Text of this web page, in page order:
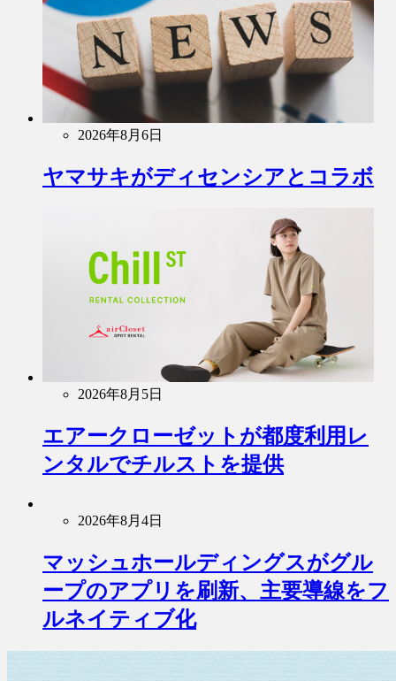
2026年8月6日
ヤマサキがディセンシアとコラボ
2026年8月5日
エアークローゼットが都度利用レ
ンタルでチルストを提供
2026年8月4日
マッシュホールディングスがグル
ープのアプリを刷新、主要導線をフ
ルネイティブ化